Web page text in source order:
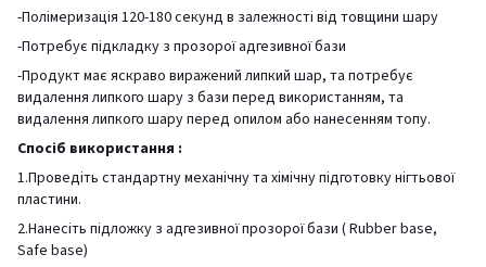
-Полімеризація 120-180 секунд в залежності від товщини шару
-Потребує підкладку з прозорої адгезивної бази
-Продукт має яскраво виражений липкий шар, та потребує
видалення липкого шару з бази перед використанням, та
видалення липкого шару перед опилом або нанесенням топу.
Спосіб використання :
1.Проведіть стандартну механічну та хімічну підготовку нігтьової
пластини.
2.Нанесіть підложку з адгезивної прозорої бази ( Rubber base,
Safe base)